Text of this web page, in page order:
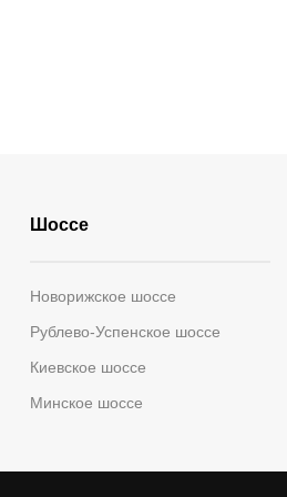
Шоссе
Новорижское шоссе
Рублево-Успенское шоссе
Киевское шоссе
Минское шоссе